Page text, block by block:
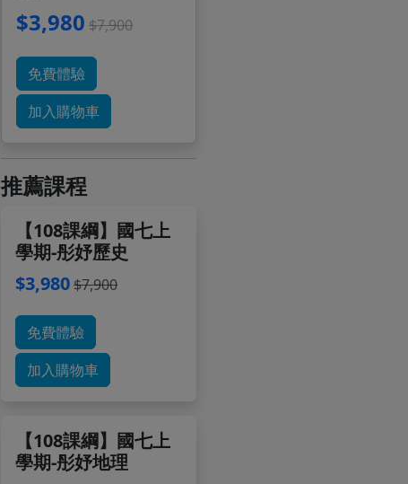
$3,980 $7,900
免費體驗
加入購物車
推薦課程
【108課綱】國七上
學期-彤妤歷史
$3,980$7,900
免費體驗
加入購物車
【108課綱】國七上
學期-彤妤地理